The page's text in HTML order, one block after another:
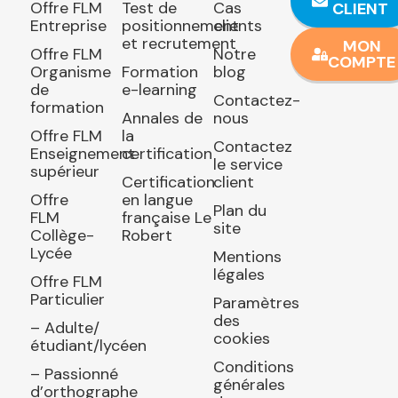
Offre FLM
Entreprise
Offre FLM
Organisme
de
formation
Offre FLM
Enseignement
supérieur
Offre
FLM
Collège-
Lycée
Offre FLM
Particulier
– Adulte/
étudiant/lycéen
– Passionné
d’orthographe
Test de
positionnement
et recrutement
Formation
e-learning
Annales de
la
certification
Certification
en langue
française Le
Robert
Cas
clients
Notre
blog
Contactez-
nous
Contactez
le service
client
Plan du
site
Mentions
légales
Paramètres
des
cookies
Conditions
générales
CLIENT
MON
COMPTE